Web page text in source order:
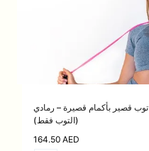
توب قصير بأكمام قصيرة – رمادي
(التوب فقط)
164.50 AED